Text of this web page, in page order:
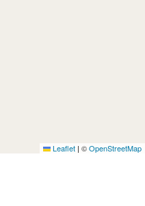
Leaflet | ©OpenStreetMap